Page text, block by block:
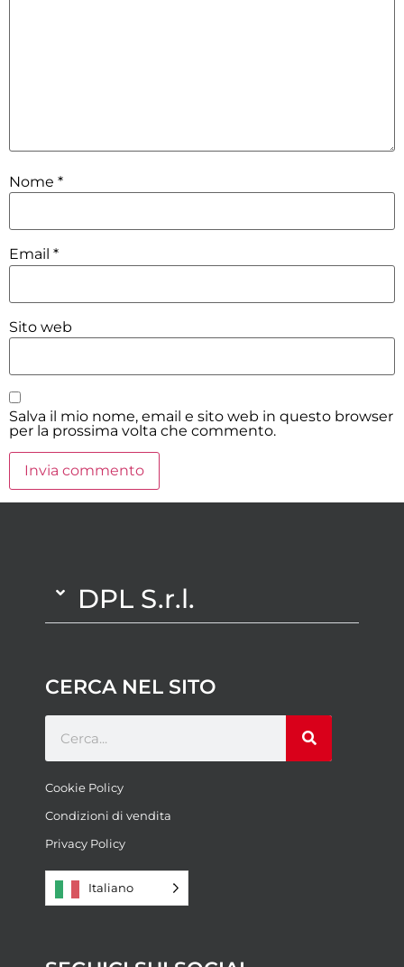
Nome *
Email *
Sito web
Salva il mio nome, email e sito web in questo browser
per la prossima volta che commento.
DPL S.r.l.
CERCA NEL SITO
Cookie Policy
Condizioni di vendita
Privacy Policy
Italiano